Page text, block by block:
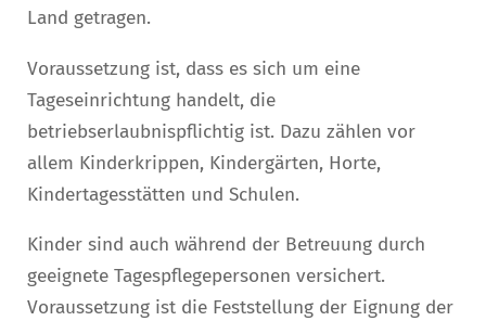
Land getragen.
Voraussetzung ist, dass es sich um eine
Tageseinrichtung handelt, die
betriebserlaubnispflichtig ist. Dazu zählen vor
allem Kinderkrippen, Kindergärten, Horte,
Kindertagesstätten und Schulen.
Kinder sind auch während der Betreuung durch
geeignete Tagespflegepersonen versichert.
Voraussetzung ist die Feststellung der Eignung der